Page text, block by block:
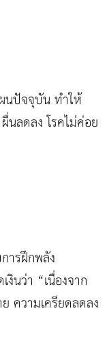
นปัจจุบัน ทำให้
นลดลง โรคไม่ค่อย
ารฝึกพลัง
นว่า “เนื่องจาก
ความเครียดลดลง